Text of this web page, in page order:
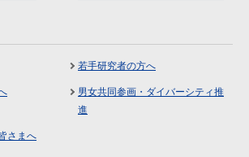
若手研究者の方へ
男女共同参画・ダイバーシティ推
進
さまへ